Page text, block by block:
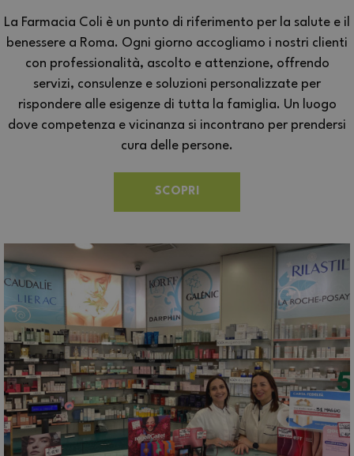
La Farmacia Coli è un punto di riferimento per la salute e il
benessere a Roma. Ogni giorno accogliamo i nostri clienti
con professionalità, ascolto e attenzione, offrendo
servizi, consulenze e soluzioni personalizzate per
rispondere alle esigenze di tutta la famiglia. Un luogo
dove competenza e vicinanza si incontrano per prendersi
cura delle persone.
SCOPRI